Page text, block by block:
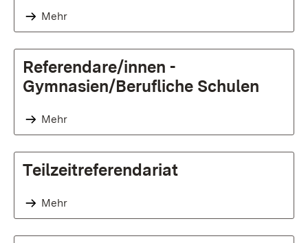
Mehr
Referendare/innen -
Gymnasien/Berufliche Schulen
Mehr
Teilzeitreferendariat
Mehr